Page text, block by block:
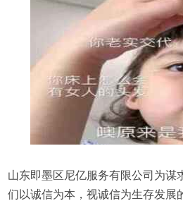
山东即墨区尼亿服务有限公司为谋
们以诚信为本，视诚信为生存发展